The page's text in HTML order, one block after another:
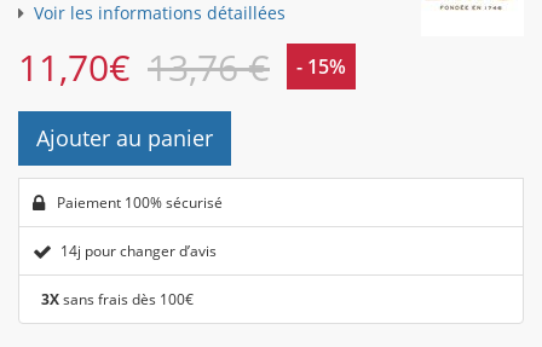
Voir les informations détaillées
11,70€ 13,76 € - 15%
Ajouter au panier
Paiement 100% sécurisé
14j pour changer d’avis
3Xsans frais dès 100€